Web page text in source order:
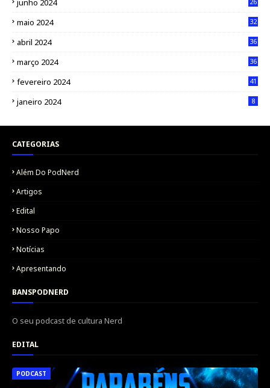
junho 2024
maio 2024 32
abril 2024 36
março 2024 36
fevereiro 2024 41
janeiro 2024 8
CATEGORIAS
Além Do PodNerd
Artigos
Edital
Nosso Papo
Notícias
Apresentando
BANSPODNERD
O seu podcast de cultura Nerd
EDITAL
PODCAST